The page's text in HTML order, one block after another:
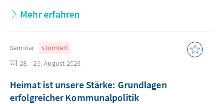
Mehr erfahren
Seminar
storniert
28. - 29. August 2026
Heimat ist unsere Stärke: Grundlagen
erfolgreicher Kommunalpolitik